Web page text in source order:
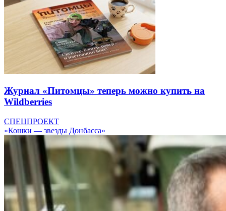
Журнал «Питомцы» теперь можно купить на
Wildberries
СПЕЦПРОЕКТ
«Кошки — звезды Донбасса»